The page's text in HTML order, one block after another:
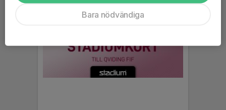
Bara nödvändiga